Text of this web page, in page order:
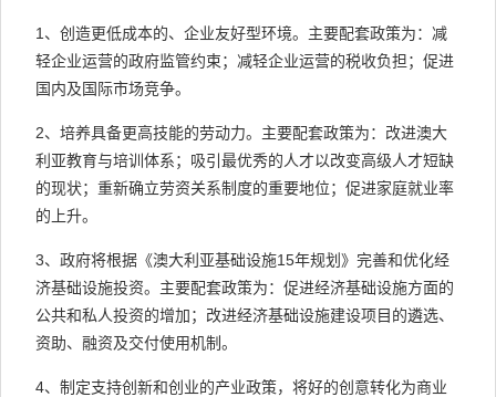
1、创造更低成本的、企业友好型环境。主要配套政策为：减
轻企业运营的政府监管约束；减轻企业运营的税收负担；促进
国内及国际市场竞争。
2、培养具备更高技能的劳动力。主要配套政策为：改进澳大
利亚教育与培训体系；吸引最优秀的人才以改变高级人才短缺
的现状；重新确立劳资关系制度的重要地位；促进家庭就业率
的上升。
3、政府将根据《澳大利亚基础设施15年规划》完善和优化经
济基础设施投资。主要配套政策为：促进经济基础设施方面的
公共和私人投资的增加；改进经济基础设施建设项目的遴选、
资助、融资及交付使用机制。
4、制定支持创新和创业的产业政策，将好的创意转化为商业